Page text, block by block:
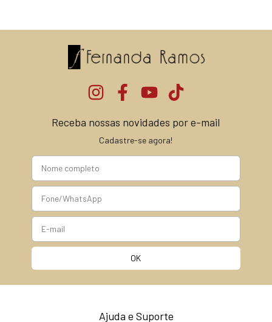
Receba nossas novidades por e-mail
Cadastre-se agora!
Ajuda e Suporte